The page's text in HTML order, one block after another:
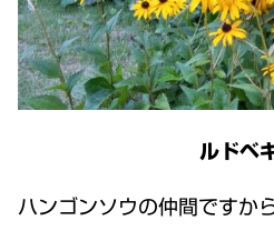
ルドベ
ハンゴンソウの仲間ですか